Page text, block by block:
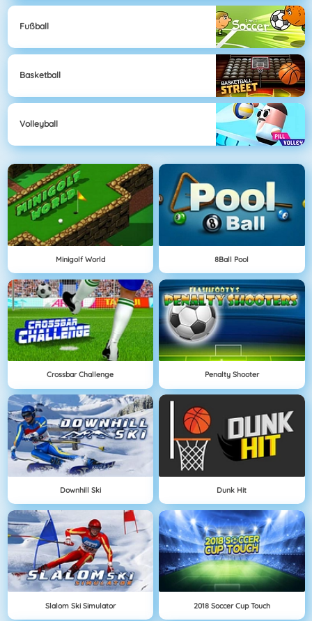
Fußball
Basketball
Volleyball
Minigolf World 8Ball Pool
Crossbar Challenge Penalty Shooter
Downhill Ski Dunk Hit
Slalom Ski Simulator 2018 Soccer Cup Touch